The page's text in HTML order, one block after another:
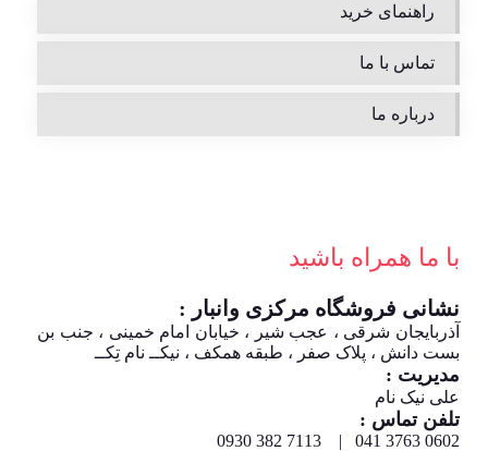
راهنمای خرید
تماس با ما
درباره ما
با ما همراه باشید
نشانی فروشگاه مرکزی وانبار :
آذربایجان شرقی ، عجب شیر ، خیابان امام خمینی ، جنب بن
بست دانش ، پلاک صفر ، طبقه همکف ، نیکــ نام تِکــ
مدیریت :
علی نیک نام
تلفن تماس :
0602 3763 041 | 7113 382 0930